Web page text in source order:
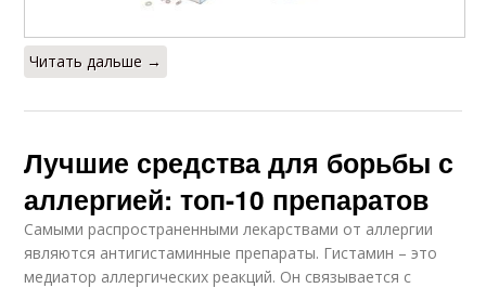
Читать дальше →
Лучшие средства для борьбы с
аллергией: топ-10 препаратов
Самыми распространенными лекарствами от аллергии
являются антигистаминные препараты. Гистамин – это
медиатор аллергических реакций. Он связывается с